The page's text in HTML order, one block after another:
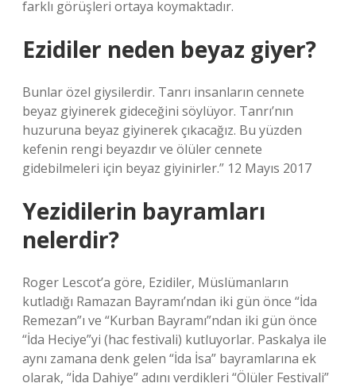
farklı görüşleri ortaya koymaktadır.
Ezidiler neden beyaz giyer?
Bunlar özel giysilerdir. Tanrı insanların cennete
beyaz giyinerek gideceğini söylüyor. Tanrı’nın
huzuruna beyaz giyinerek çıkacağız. Bu yüzden
kefenin rengi beyazdır ve ölüler cennete
gidebilmeleri için beyaz giyinirler.” 12 Mayıs 2017
Yezidilerin bayramları
nelerdir?
Roger Lescot’a göre, Ezidiler, Müslümanların
kutladığı Ramazan Bayramı’ndan iki gün önce “İda
Remezan”ı ve “Kurban Bayramı”ndan iki gün önce
“İda Heciye”yi (hac festivali) kutluyorlar. Paskalya ile
aynı zamana denk gelen “İda İsa” bayramlarına ek
olarak, “İda Dahiye” adını verdikleri “Ölüler Festivali”